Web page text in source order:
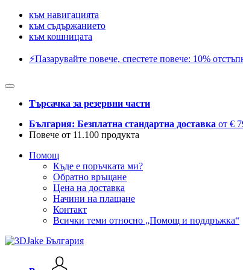
към навигацията
към съдържанието
към кошницата
⚡️Пазарувайте повече, спестете повече: 10%
Търсачка за резервни части
България: Безплатна стандартна доставка от €
Повече от 11.100 продукта
Помощ
Къде е поръчката ми?
Обратно връщане
Цена на доставка
Начини на плащане
Контакт
Всички теми относно „Помощ и поддръжка“